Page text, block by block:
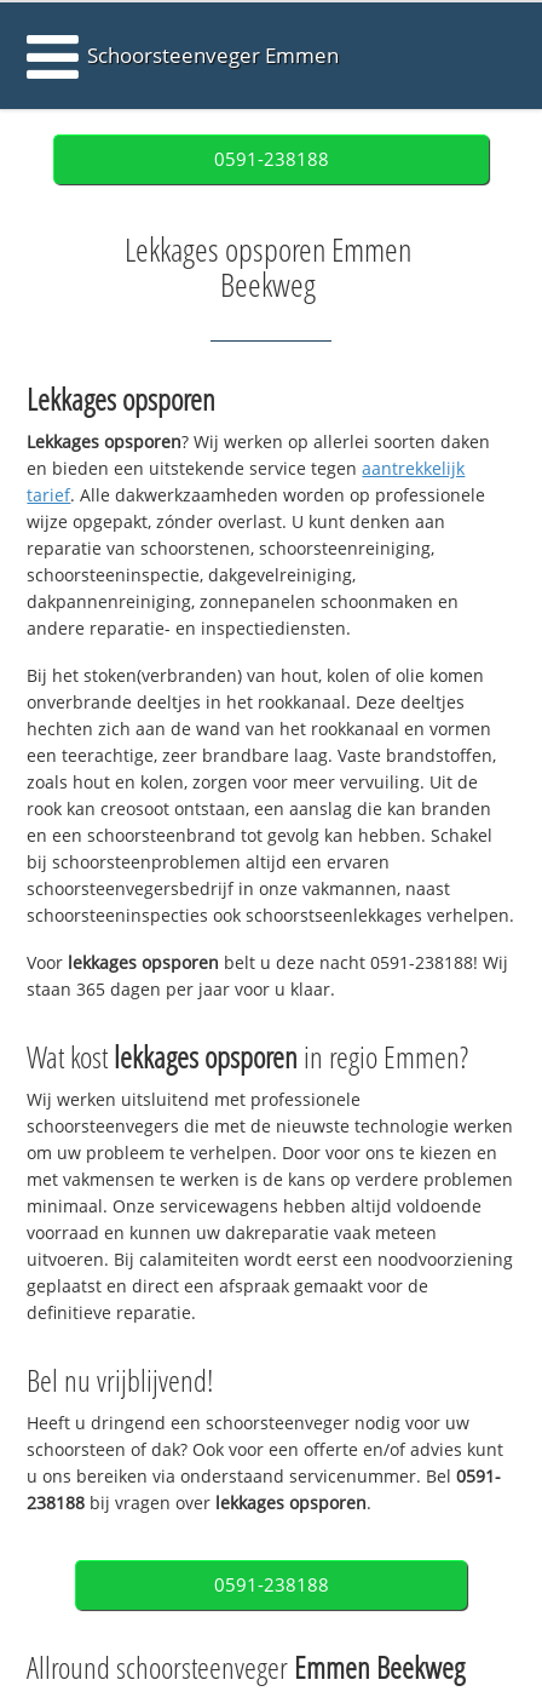
Schoorsteenveger Emmen
0591-238188
Lekkages opsporen Emmen
Beekweg
Lekkages opsporen
Lekkages opsporen? Wij werken op allerlei soorten daken
en bieden een uitstekende service tegenaantrekkelijk
tarief. Alle dakwerkzaamheden worden op professionele
wijze opgepakt, zónder overlast. U kunt denken aan
reparatie van schoorstenen, schoorsteenreiniging,
schoorsteeninspectie, dakgevelreiniging,
dakpannenreiniging, zonnepanelen schoonmaken en
andere reparatie- en inspectiediensten.
Bij het stoken(verbranden) van hout, kolen of olie komen
onverbrande deeltjes in het rookkanaal. Deze deeltjes
hechten zich aan de wand van het rookkanaal en vormen
een teerachtige, zeer brandbare laag. Vaste brandstoffen,
zoals hout en kolen, zorgen voor meer vervuiling. Uit de
rook kan creosoot ontstaan, een aanslag die kan branden
en een schoorsteenbrand tot gevolg kan hebben. Schakel
bij schoorsteenproblemen altijd een ervaren
schoorsteenvegersbedrijf in onze vakmannen, naast
schoorsteeninspecties ook schoorstseenlekkages verhelpen.
Voor lekkages opsporen belt u deze nacht 0591-238188! Wij
staan 365 dagen per jaar voor u klaar.
Wat kostlekkages opsporen in regio Emmen?
Wij werken uitsluitend met professionele
schoorsteenvegers die met de nieuwste technologie werken
om uw probleem te verhelpen. Door voor ons te kiezen en
met vakmensen te werken is de kans op verdere problemen
minimaal. Onze servicewagens hebben altijd voldoende
voorraad en kunnen uw dakreparatie vaak meteen
uitvoeren. Bij calamiteiten wordt eerst een noodvoorziening
geplaatst en direct een afspraak gemaakt voor de
definitieve reparatie.
Bel nu vrijblijvend!
Heeft u dringend een schoorsteenveger nodig voor uw
schoorsteen of dak? Ook voor een offerte en/of advies kunt
u ons bereiken via onderstaand servicenummer. Bel0591-
238188 bij vragen over lekkages opsporen.
0591-238188
Allround schoorsteenveger Emmen Beekweg